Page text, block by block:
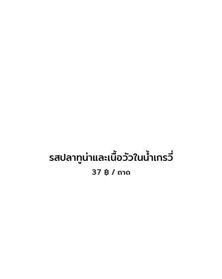
รสปลาทูน่าและเนื้อวัวในน้ำเกรวี่
37 ฿ / ถาด